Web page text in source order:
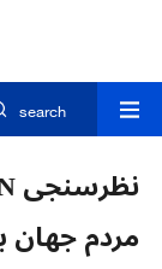
search
مردم